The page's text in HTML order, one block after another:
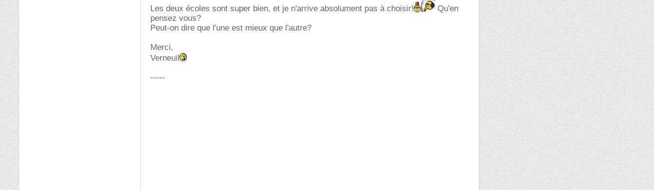
Les deux écoles sont super bien, et je n'arrive absolument pas à choisir!
Qu'en
pensez vous?
Peut-on dire que l'une est mieux que l'autre?
Merci,
Verneuil
-----